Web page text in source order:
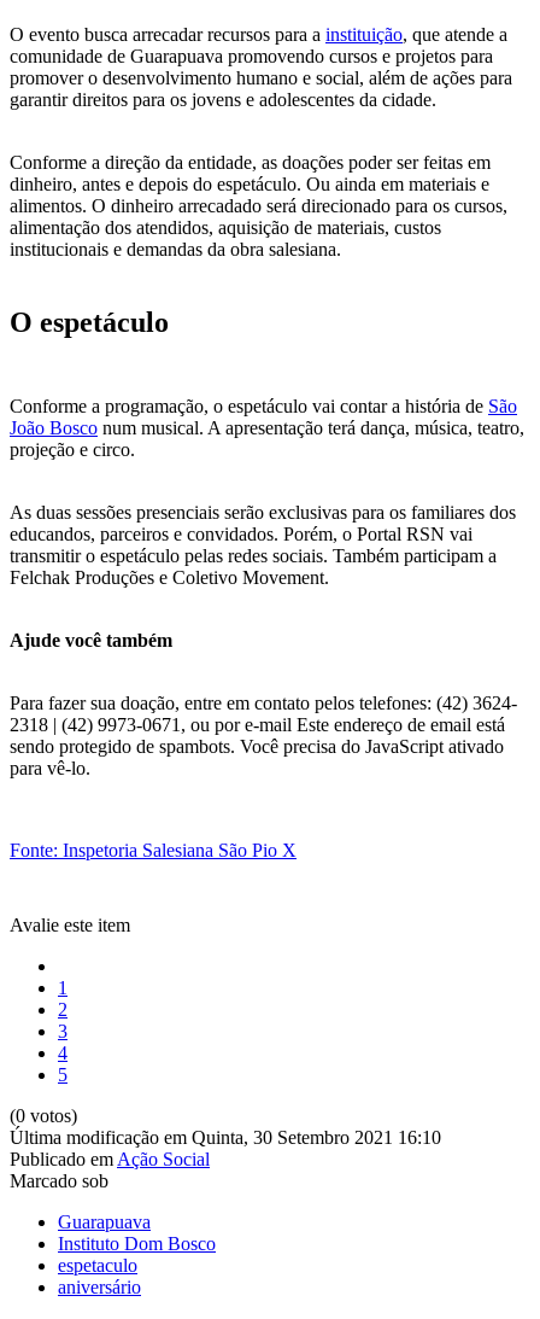
O evento busca arrecadar recursos para a instituição, que atende a
comunidade de Guarapuava promovendo cursos e projetos para
promover o desenvolvimento humano e social, além de ações para
garantir direitos para os jovens e adolescentes da cidade.
Conforme a direção da entidade, as doações poder ser feitas em
dinheiro, antes e depois do espetáculo. Ou ainda em materiais e
alimentos. O dinheiro arrecadado será direcionado para os cursos,
alimentação dos atendidos, aquisição de materiais, custos
institucionais e demandas da obra salesiana.
O espetáculo
Conforme a programação, o espetáculo vai contar a história de São
João Bosco num musical. A apresentação terá dança, música, teatro,
projeção e circo.
As duas sessões presenciais serão exclusivas para os familiares dos
educandos, parceiros e convidados. Porém, o Portal RSN vai
transmitir o espetáculo pelas redes sociais. Também participam a
Felchak Produções e Coletivo Movement.
Ajude você também
Para fazer sua doação, entre em contato pelos telefones: (42) 3624-
2318 | (42) 9973-0671, ou por e-mail Este endereço de email está
sendo protegido de spambots. Você precisa do JavaScript ativado
para vê-lo.
Fonte: Inspetoria Salesiana São Pio X
Avalie este item
1
2
3
4
5
(0 votos)
Última modificação em Quinta, 30 Setembro 2021 16:10
Publicado em Ação Social
Marcado sob
Guarapuava
Instituto Dom Bosco
espetaculo
aniversário